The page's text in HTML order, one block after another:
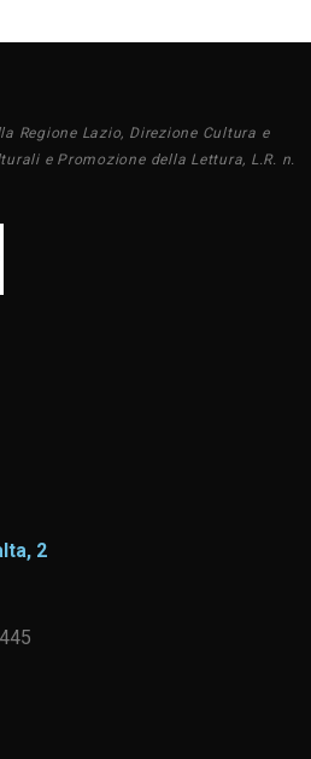
Regione Lazio, Direzione Cultura e
e Promozione della Lettura, L.R. n.
2